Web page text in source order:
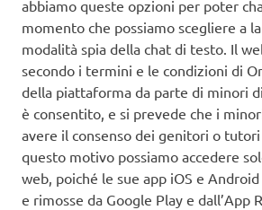
abbiamo queste opzioni per poter
momento che possiamo scegliere a
modalità spia della chat di testo. Il
secondo i termini e le condizioni di
della piattaforma da parte di minori
è consentito, e si prevede che i
avere il consenso dei genitori o
questo motivo possiamo accedere
web, poiché le sue app iOS e
e rimosse da Google Play e dall’App